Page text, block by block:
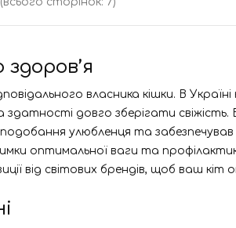
власника кішки. В
довго зберігати
улюбленця та забезпечував
оптимальної ваги та
від світових брендів, щоб ваш